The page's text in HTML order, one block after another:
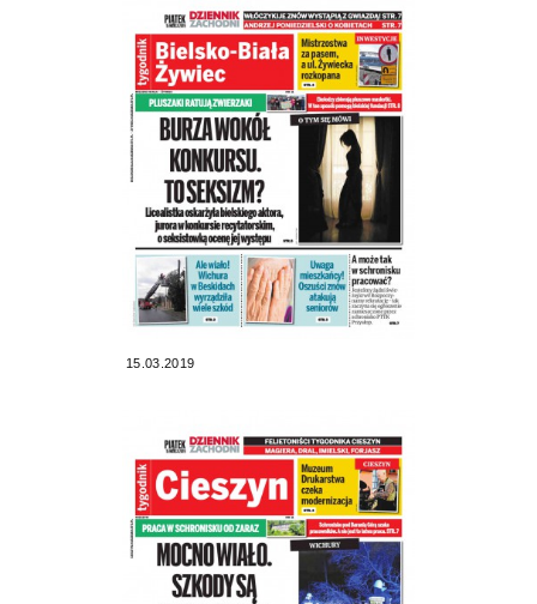
15.03.2019